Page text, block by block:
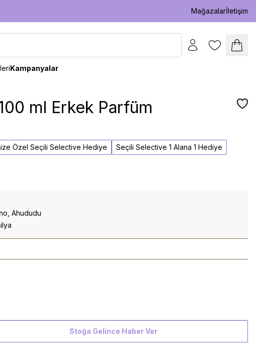
Mağazalarİletişim
Kampanyalar
ml Erkek Parfüm
Stoğa Gelince Haber Ver
Özel Seçili Selective Hediye
Seçili Selective 1 Alana 1 Hediye
Ahududu